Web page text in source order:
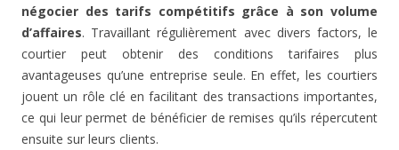
négocier des tarifs compétitifs grâce à son volume
d’affaires. Travaillant régulièrement avec divers factors, le
courtier peut obtenir des conditions tarifaires plus
avantageuses qu’une entreprise seule. En effet, les courtiers
jouent un rôle clé en facilitant des transactions importantes,
ce qui leur permet de bénéficier de remises qu’ils répercutent
ensuite sur leurs clients.